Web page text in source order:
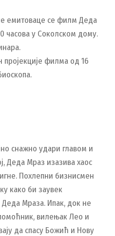
емитоваце се филм Деда
часова у Соколском дому.
пројекције филма од 16
снажно удари главом и
Деда Мраз изазива хаос
Похлепни бизнисмен
како би заувек
Мраза. Ипак, док не
вилењак Лео и
да спасу Божић и Нову